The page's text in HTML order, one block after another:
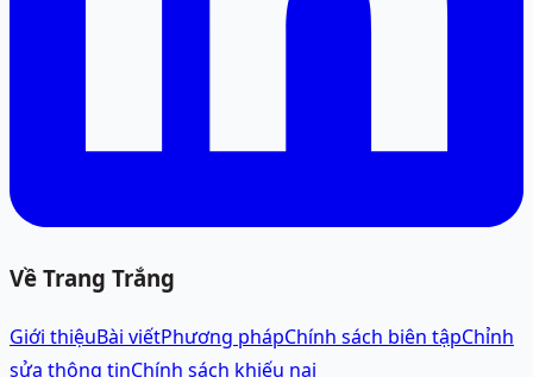
Về Trang Trắng
Giới thiệuBài viếtPhương phápChính sách biên tậpChỉnh
sửa thông tinChính sách khiếu nại